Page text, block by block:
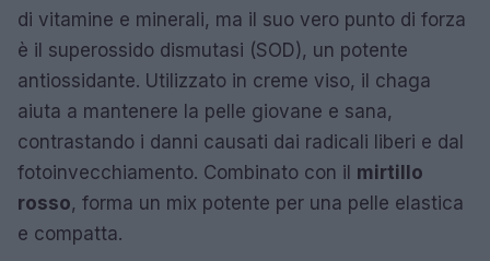
di vitamine e minerali, ma il suo vero punto di forza
è il superossido dismutasi (SOD), un potente
antiossidante. Utilizzato in creme viso, il chaga
aiuta a mantenere la pelle giovane e sana,
contrastando i danni causati dai radicali liberi e dal
fotoinvecchiamento. Combinato con il mirtillo
rosso, forma un mix potente per una pelle elastica
e compatta.